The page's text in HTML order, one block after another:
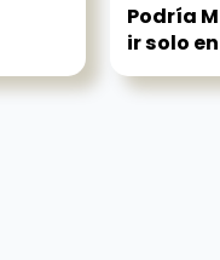
Podría
ir solo